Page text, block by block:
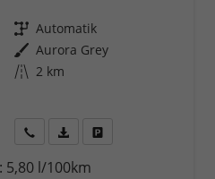
Getriebe Automatik
Außenfarbe Aurora Grey
Kilometerstand 2 km
anfordern
Datei,
5,80 l/100km